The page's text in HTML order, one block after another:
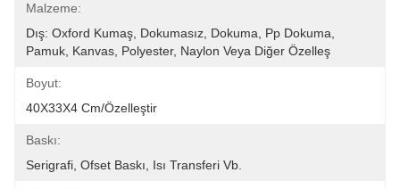
Malzeme:
Dış: Oxford Kumaş, Dokumasız, Dokuma, Pp Dokuma,
Pamuk, Kanvas, Polyester, Naylon Veya Diğer Özelleş
Boyut:
40X33X4 Cm/özelleştir
Baskı:
Serigrafi, Ofset Baskı, Isı Transferi Vb.